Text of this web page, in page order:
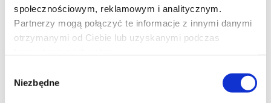
społecznościowym, reklamowym i analitycznym.
Partnerzy mogą połączyć te informacje z innymi danymi
otrzymanymi od Ciebie lub uzyskanymi podczas
zgody
Niezbędne
W programie:
W.A. Mozart –
Sonata na dwa fortepiany D-dur KV 448 (
Allegro con
spirito,Andante
F. Poulenc –Sonata na cztery ręce(Prélude,Rustique,Finale)
Aleksandra Shelimava – fortepian